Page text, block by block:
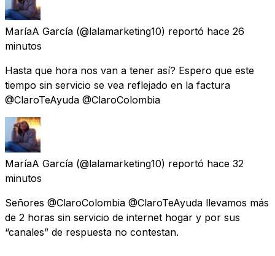
MaríaA García (@lalamarketing10) reportó hace 26
minutos
Hasta que hora nos van a tener así? Espero que este
tiempo sin servicio se vea reflejado en la factura
@ClaroTeAyuda @ClaroColombia
MaríaA García (@lalamarketing10) reportó hace 32
minutos
Señores @ClaroColombia @ClaroTeAyuda llevamos más
de 2 horas sin servicio de internet hogar y por sus
“canales” de respuesta no contestan.